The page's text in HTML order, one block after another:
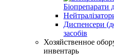
Біопрепарати
Диспенсери
засобів
Хозяйственное
инвентарь